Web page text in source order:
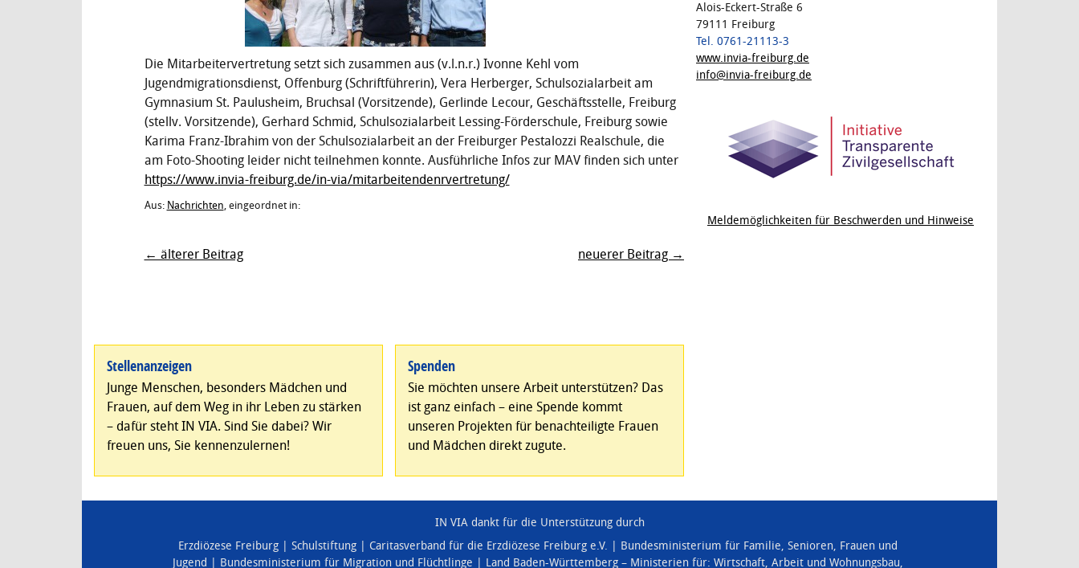
Die Mitarbeitervertretung setzt sich zusammen aus (v.l.n.r.) Ivonne Kehl vom
Jugendmigrationsdienst, Offenburg (Schriftführerin), Vera Herberger, Schulsozialarbeit am
Gymnasium St. Paulusheim, Bruchsal (Vorsitzende), Gerlinde Lecour, Geschäftsstelle, Freiburg
(stellv. Vorsitzende), Gerhard Schmid, Schulsozialarbeit Lessing-Förderschule, Freiburg sowie
Karima Franz-Ibrahim von der Schulsozialarbeit an der Freiburger Pestalozzi Realschule, die
am Foto-Shooting leider nicht teilnehmen konnte. Ausführliche Infos zur MAV finden sich unter
https://www.invia-freiburg.de/in-via/mitarbeitendenrvertretung/
Aus: Nachrichten , eingeordnet in:
neuerer Beitrag →
← älterer Beitrag
Alois-Eckert-Straße 6
79111 Freiburg
Tel. 0761-21113-3
www.invia-freiburg.de
info@invia-freiburg.de
Meldemöglichkeiten für Beschwerden und Hinweise
Stellenanzeigen
Junge Menschen, besonders Mädchen und
Frauen, auf dem Weg in ihr Leben zu stärken
– dafür steht IN VIA. Sind Sie dabei? Wir
freuen uns, Sie kennenzulernen!
Spenden
Sie möchten unsere Arbeit unterstützen? Das
ist ganz einfach – eine Spende kommt
unseren Projekten für benachteiligte Frauen
und Mädchen direkt zugute.
IN VIA dankt für die Unterstützung durch
Erzdiözese Freiburg
Schulstiftung Caritasverband für die Erzdiözese Freiburg e.V.
Bundesministerium für Familie, Senioren, Frauen und
Jugend
Bundesministerium für Migration und Flüchtlinge Land Baden-Württemberg – Ministerien für: Wirtschaft, Arbeit und Wohnungsbau,